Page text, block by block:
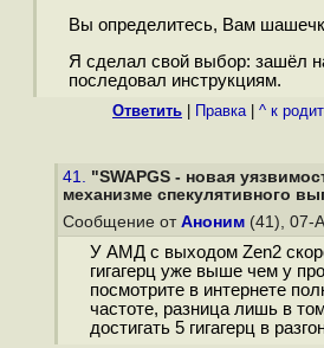
Вы определитесь, Вам
Я сделал свой выбор: зашёл
последовал инструкциям.
Ответить Правка| ^ к
41. "SWAPGS - новая
механизме спекулятивного
Сообщение от Аноним (41), 07-
У АМД с выходом Zen2
гигагерц уже выше чем у
посмотрите в интернете
частоте, разница лишь в
достигать 5 гигагерц в